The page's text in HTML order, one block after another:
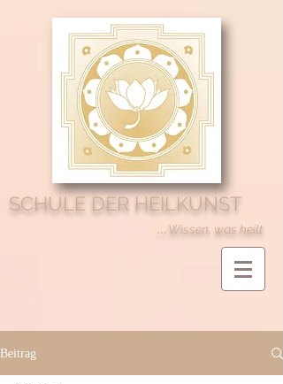
SCHULE DER HEILKUNST
...Wissen, was heilt
Beitrag